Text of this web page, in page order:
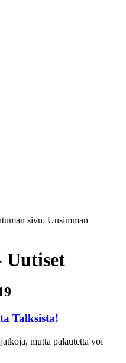
sivu. Uusimman
Uutiset
Talksista!
mutta palautetta voi